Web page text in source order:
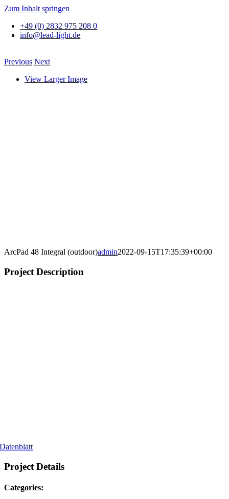
Zum Inhalt springen
+49 (0) 2832 975 208 0
info@lead-light.de
Previous Next
View Larger Image
ArcPad 48 Integral (outdoor)admin2022-09-15T17:35:39+00:00
Project Description
Datenblatt
Project Details
Categories: